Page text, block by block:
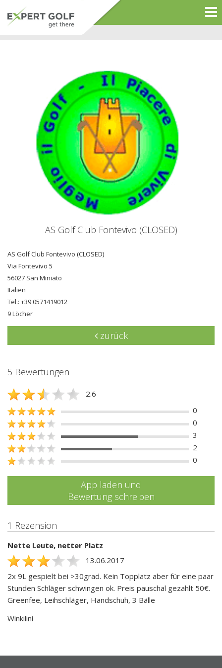
AS Golf Club Fontevivo (CLOSED)
AS Golf Club Fontevivo (CLOSED)
Via Fontevivo 5
56027 San Miniato
Italien
Tel.: +39 0571419012
9 Löcher
zurück
5 Bewertungen
2.6
0
0
3
2
0
App laden und
Bewertung schreiben
1 Rezension
Nette Leute, netter Platz
13.06.2017
2x 9L gespielt bei >30grad. Kein Topplatz aber für eine paar
Stunden Schläger schwingen ok. Preis pauschal gezahlt 50€.
Greenfee, Leihschläger, Handschuh, 3 Bälle
Winkilini